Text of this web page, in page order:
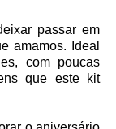
passar em
amamos. Ideal
com poucas
que este kit